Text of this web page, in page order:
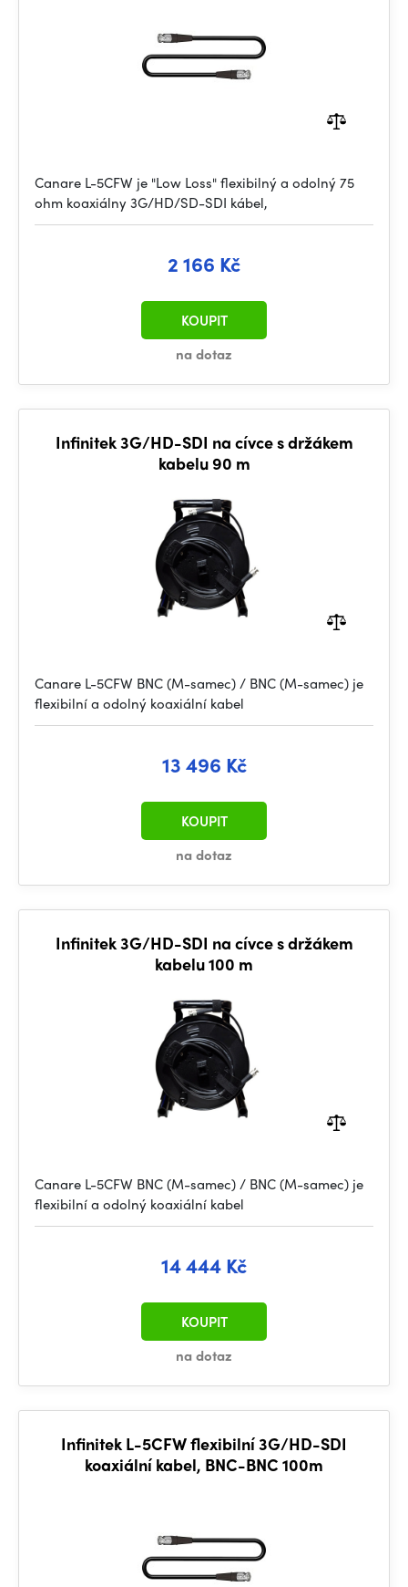
Canare L-5CFW je "Low Loss" flexibilný a odolný 75
ohm koaxiálny 3G/HD/SD-SDI kábel,
2 166 Kč
na dotaz
KOUPIT
Infinitek 3G/HD-SDI na cívce s držákem
kabelu 90 m
Canare L-5CFW BNC (M-samec) / BNC (M-samec) je
flexibilní a odolný koaxiální kabel
13 496 Kč
na dotaz
KOUPIT
Infinitek 3G/HD-SDI na cívce s držákem
kabelu 100 m
Canare L-5CFW BNC (M-samec) / BNC (M-samec) je
flexibilní a odolný koaxiální kabel
14 444 Kč
na dotaz
KOUPIT
Infinitek L-5CFW flexibilní 3G/HD-SDI
koaxiální kabel, BNC-BNC 100m